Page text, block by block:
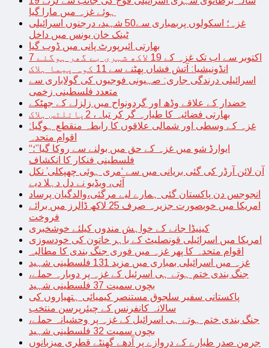
ہوئے غزہ میں مارا گیا
غزہ؛ اسکولوں پربمباری سے50 شہید، درجنوں اسرائیلی
ٹینک خان یونس میں داخل
بھارتی ائیرپورٹ پانی میں ڈوب گیا
7 اکتوبر سے اب تک غزہ کے 19 لاکھ شہری بے گھر ہوگئے
انڈونیشیا: آتش فشاں پھٹنے سے 11 کوہ پیما ہلاک
اسرائیلی درندگی جاری: صہیونی فوجیوں کی گولاباری سے
متعدد فلسطینی زخمی
خضدار کے علاقے وڈھ اور گردونواح میں زلزلے کے جھٹکے
بھارتی فضائیہ کا طیارہ گر کر تباہ، 2پائلٹس ہلاک
غزہ کے وسطی اور شمالی علاقوں کا رابطہ منقطع ہوگیا:
اقوام متحدہ
“ایوارڈ شو میں غزہ کے حق میں بولنے سے روکا گیا”؛
فلسطینی فنکار کا انکشاف
آن لائن آرڈر کی گئی بریانی میں سے ‘مری ہوئی چھپکلی’ نکل
آئی، ویڈیو نے دل دہلا دیے
انجوجس دن پاکستان گئی ہمارے لیے مرگئی،والدگیان پرساد
امریکا میں خوبصورت جزیرہ صرف 25 لاکھ ڈالرز میں برائے
فروخت
کینیڈا جانے کے خواہش مندوں کیلئے خوشخبری
امریکا میں اسرائیلی قونصلیٹ کے باہر خاتون کی خودسوزی
اقوام متحدہ کا پھر غزہ میں فوری جنگ بندی کا مطالبہ
غزہ میں اسرائیلی بمباری میں مزید 131 فلسطینی شہید
جنگ بندی ختم ہوتے ہی اسرئیل کے غزہ پر دوبارہ حملے،
بچوں سمیت 37 فلسطینی شہید
پاکستانی سفیر سلجوق مستنصر کیمیائی ہتھیاروں کی
سالانہ کانفرنس کے چیئرپرسن منتخب
جنگ بندی ختم ہوتے ہی اسرائیل کے غزہ پر وحشیانہ حملے،
بچوں سمیت 32 فلسطینی شہید
جرمن صدر طیارے کے دروازے پر آدھے گھنٹے قطری میزبانوں